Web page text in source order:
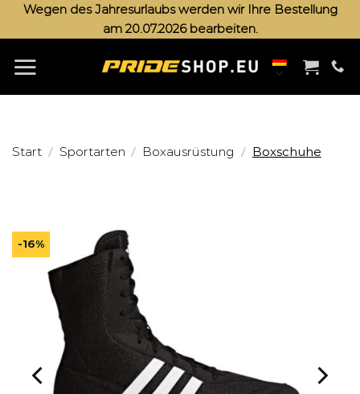
ZumWegen des Jahresurlaubs werden wir Ihre Bestellung
am 20.07.2026 bearbeiten.
Start / Sportarten / Boxausrüstung / Boxschuhe
-16%